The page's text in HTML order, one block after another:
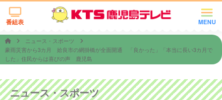
MENU
番組表
ニュース・スポーツ
豪雨災害から3カ月 姶良市の網掛橋が全面開通 「良かった」「本当に長い3カ月で
した」住民からは喜びの声 鹿児島
ニュース・スポーツ